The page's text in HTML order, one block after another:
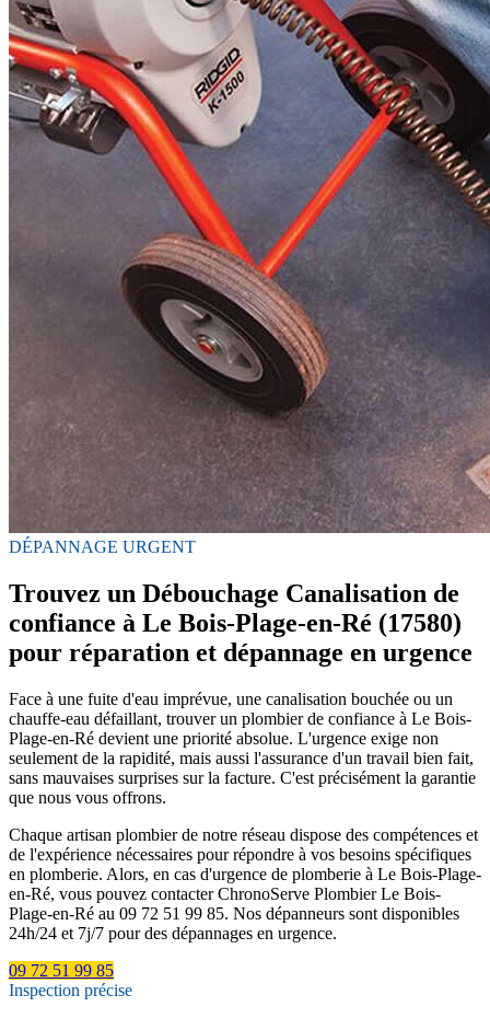
DÉPANNAGE URGENT
Trouvez un Débouchage Canalisation de
confiance à Le Bois-Plage-en-Ré (17580)
pour réparation et dépannage en urgence
Face à une fuite d'eau imprévue, une canalisation bouchée ou un
chauffe-eau défaillant, trouver un plombier de confiance à Le Bois-
Plage-en-Ré devient une priorité absolue. L'urgence exige non
seulement de la rapidité, mais aussi l'assurance d'un travail bien fait,
sans mauvaises surprises sur la facture. C'est précisément la garantie
que nous vous offrons.
Chaque artisan plombier de notre réseau dispose des compétences et
de l'expérience nécessaires pour répondre à vos besoins spécifiques
en plomberie. Alors, en cas d'urgence de plomberie à Le Bois-Plage-
en-Ré, vous pouvez contacter ChronoServe Plombier Le Bois-
Plage-en-Ré au 09 72 51 99 85. Nos dépanneurs sont disponibles
24h/24 et 7j/7 pour des dépannages en urgence.
09 72 51 99 85
Inspection précise